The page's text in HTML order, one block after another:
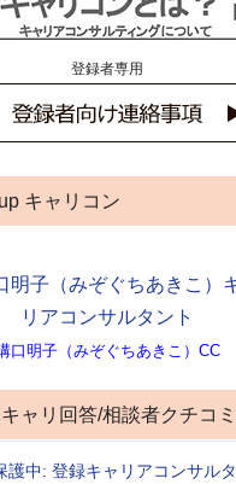
登録者専用
キャリコン
口明子（みぞぐちあきこ）CC
ャリ回答/相談者クチコミ
護中: 登録キャリアコンサルタ